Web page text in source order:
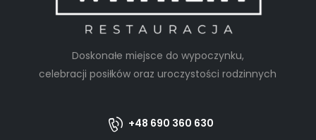
Doskonałe miejsce do wypoczynku,
celebracji posiłków oraz uroczystości rodzinnych
+48 690 360 630